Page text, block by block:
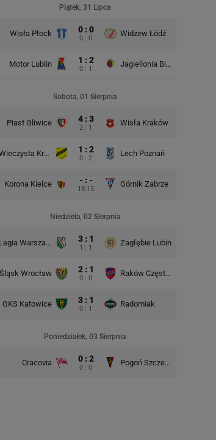
Piątek, 31 Lipca
Wisła Płock 0 : 0
0 : 0
Widzew Łódź
Motor Lublin 1 : 2
0 : 1
Jagiellonia Białystok
Sobota, 01 Sierpnia
Piast Gliwice 4 : 3
2 : 1
Wisła Kraków
Wieczysta Kraków 1 : 2
0 : 2
Lech Poznań
Korona Kielce - : -
18:15
Górnik Zabrze
Niedziela, 02 Sierpnia
Legia Warszawa 3 : 1
1 : 1
Zagłębie Lubin
Śląsk Wrocław 2 : 1
0 : 0
Raków Częstochowa
GKS Katowice 3 : 1
0 : 1
Radomiak
Poniedziałek, 03 Sierpnia
Cracovia 0 : 2
0 : 0
Pogoń Szczecin